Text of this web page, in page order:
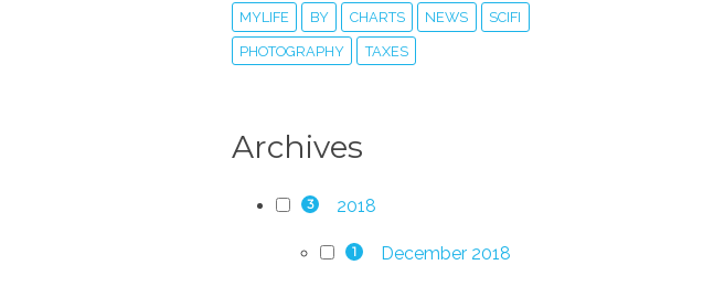
MYLIFE BY CHARTS NEWS SCIFI
PHOTOGRAPHY TAXES
Archives
3 2018
1 December 2018